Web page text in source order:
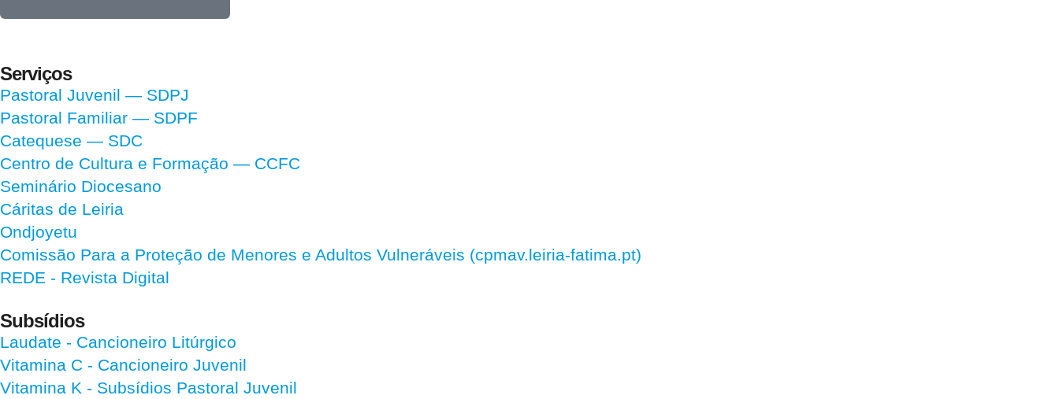
Serviços
Pastoral Juvenil — SDPJ
Pastoral Familiar — SDPF
Catequese — SDC
Centro de Cultura e Formação — CCFC
Seminário Diocesano
Cáritas de Leiria
Ondjoyetu
Comissão Para a Proteção de Menores e Adultos Vulneráveis (cpmav.leiria-fatima.pt)
REDE - Revista Digital
Subsídios
Laudate - Cancioneiro Litúrgico
Vitamina C - Cancioneiro Juvenil
Vitamina K - Subsídios Pastoral Juvenil